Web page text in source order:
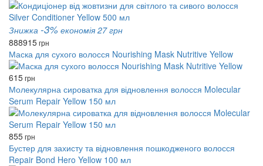
Знижка -3% економія 27 грн
888915грн
Маска для сухого волосся Nourishing Mask Nutritive Yellow
615грн
Молекулярна сироватка для відновлення волосся Molecular
Serum Repair Yellow 150 мл
855грн
Бустер для захисту та відновлення пошкодженого волосся
Repair Bond Hero Yellow 100 мл